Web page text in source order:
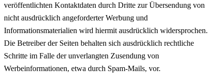
veröffentlichten Kontaktdaten durch Dritte zur Übersendung von
nicht ausdrücklich angeforderter Werbung und
Informationsmaterialien wird hiermit ausdrücklich widersprochen.
Die Betreiber der Seiten behalten sich ausdrücklich rechtliche
Schritte im Falle der unverlangten Zusendung von
Werbeinformationen, etwa durch Spam-Mails, vor.